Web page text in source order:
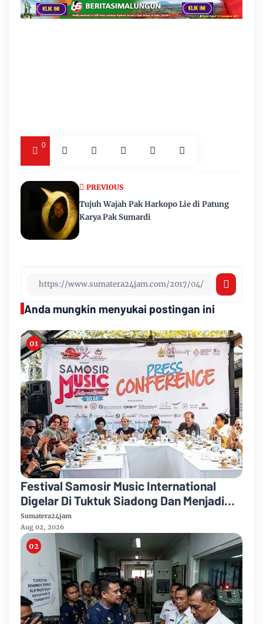
0
PREVIOUS
Tujuh Wajah Pak Harkopo Lie di Patung
Karya Pak Sumardi
Anda mungkin menyukai postingan ini
Festival Samosir Music International
Digelar Di Tuktuk Siadong Dan Menjadi
Media Pelestarian Budaya Batak
Sumatera24jam
Aug 02, 2026